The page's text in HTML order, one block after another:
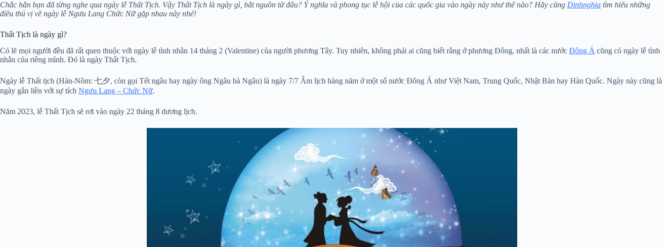
Chắc hẳn bạn đã từng nghe qua ngày lễ Thất Tịch. Vậy Thất Tịch là ngày gì, bắt nguồn từ đâu? Ý nghĩa và phong tục lễ hội của các quốc gia vào ngày này như thế nào? Hãy cũng Dinhnghia tìm hiểu những
điều thú vị về ngày lễ Ngưu Lang Chức Nữ gặp nhau này nhé!
Thất Tịch là ngày gì?
Có lẽ mọi người đều đã rất quen thuộc với ngày lễ tình nhân 14 tháng 2 (Valentine) của người phương Tây. Tuy nhiên, không phải ai cũng biết rằng ở phương Đông, nhất là các nước Đông Á cũng có ngày lễ tình
nhân của riêng mình. Đó là ngày Thất Tịch.
Ngày lễ Thất tịch (Hán-Nôm: 七夕, còn gọi Tết ngâu hay ngày ông Ngâu bà Ngâu) là ngày 7/7 Âm lịch hàng năm ở một số nước Đông Á như Việt Nam, Trung Quốc, Nhật Bản hay Hàn Quốc. Ngày này cũng là
ngày gắn liền với sự tích Ngưu Lang – Chức Nữ.
Năm 2023, lễ Thất Tịch sẽ rơi vào ngày 22 tháng 8 dương lịch.